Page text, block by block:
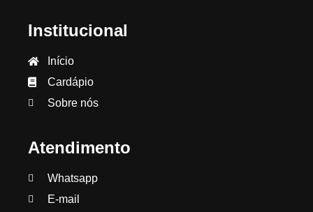
Institucional
Início
Cardápio
Sobre nós
Atendimento
Whatsapp
E-mail